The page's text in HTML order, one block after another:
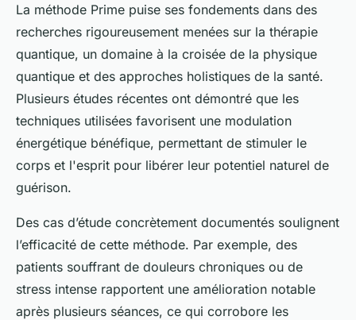
La méthode Prime puise ses fondements dans des
recherches rigoureusement menées sur la thérapie
quantique, un domaine à la croisée de la physique
quantique et des approches holistiques de la santé.
Plusieurs études récentes ont démontré que les
techniques utilisées favorisent une modulation
énergétique bénéfique, permettant de stimuler le
corps et l'esprit pour libérer leur potentiel naturel de
guérison.
Des cas d’étude concrètement documentés soulignent
l’efficacité de cette méthode. Par exemple, des
patients souffrant de douleurs chroniques ou de
stress intense rapportent une amélioration notable
après plusieurs séances, ce qui corrobore les